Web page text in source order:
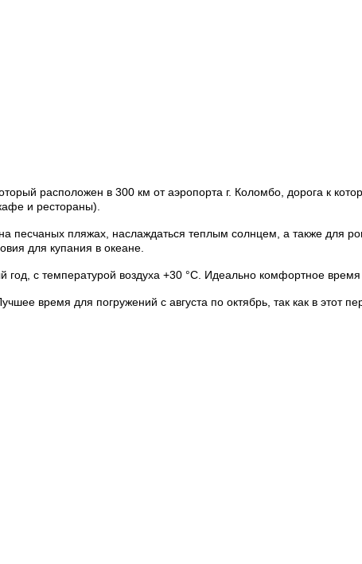
расположен в 300 км от аэропорта г. Коломбо, дорога к
и рестораны).
песчаных пляжах, наслаждаться теплым солнцем, а также для
для купания в океане.
год, с температурой воздуха +30 °С. Идеально комфортное
время для погружений с августа по октябрь, так как в этот